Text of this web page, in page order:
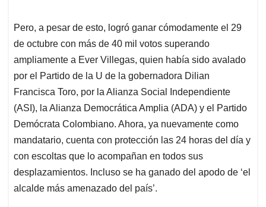
Pero, a pesar de esto, logró ganar cómodamente el 29
de octubre con más de 40 mil votos superando
ampliamente a Ever Villegas, quien había sido avalado
por el Partido de la U de la gobernadora Dilian
Francisca Toro, por la Alianza Social Independiente
(ASI), la Alianza Democrática Amplia (ADA) y el Partido
Demócrata Colombiano. Ahora, ya nuevamente como
mandatario, cuenta con protección las 24 horas del día y
con escoltas que lo acompañan en todos sus
desplazamientos. Incluso se ha ganado del apodo de ‘el
alcalde más amenazado del país’.